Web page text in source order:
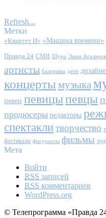
Refresh...
Метки
«Квартет И» «Машина времени»
Правда 24 СМИ Шура Эмин Агаларов
артисты балерины дети
концерты музыка
певец певицыпевцы
продюсеры редакторы
спектаклитворчество
фестивали фигуристы фильмы
Мета
Войти
RSS записей
RSS комментариев
WordPress.org
© Телепрограмма «Правда